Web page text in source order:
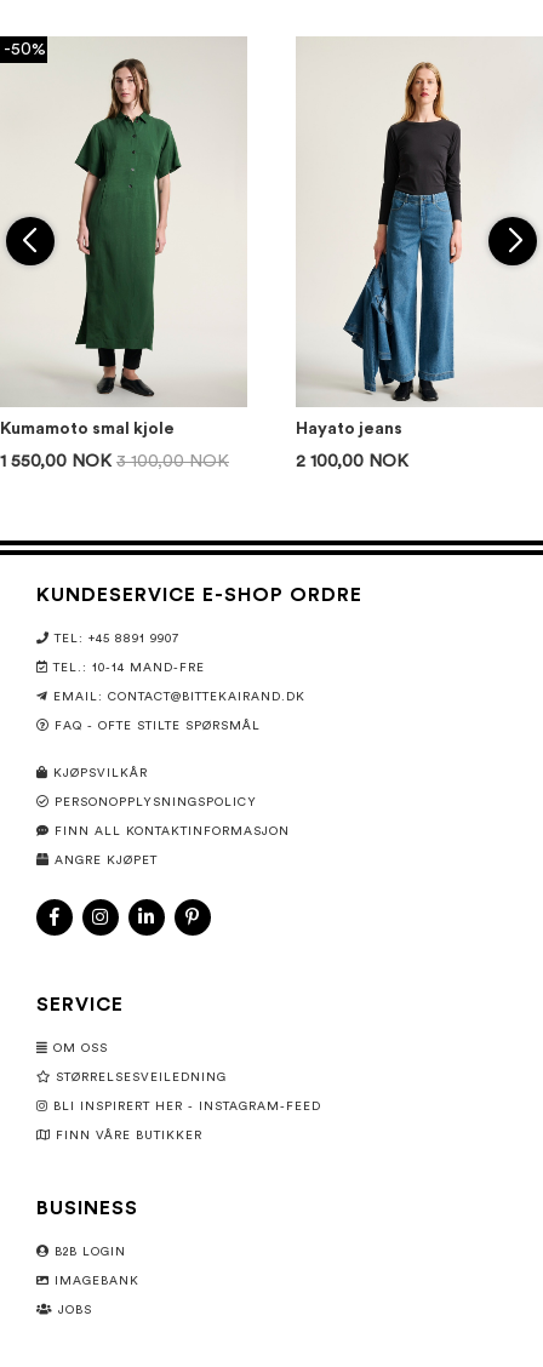
-50%
Kumamoto smal kjole
1 550,00 NOK 3 100,00 NOK
Hayato jeans
2 100,00 NOK
KUNDESERVICE E-SHOP ORDRE
TEL: +45 8891 9907
TEL.: 10-14 MAND-FRE
EMAIL: CONTACT@BITTEKAIRAND.DK
FAQ - OFTE STILTE SPØRSMÅL
KJØPSVILKÅR
PERSONOPPLYSNINGSPOLICY
FINN ALL KONTAKTINFORMASJON
ANGRE KJØPET
SERVICE
OM OSS
STØRRELSESVEILEDNING
BLI INSPIRERT HER - INSTAGRAM-FEED
FINN VÅRE BUTIKKER
BUSINESS
B2B LOGIN
IMAGEBANK
JOBS